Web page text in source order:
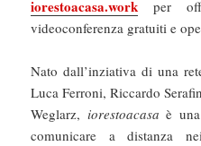
iorestoacasa.work per
videoconferenza gratuiti e
Nato dall’inziativa di una
Luca Ferroni, Riccardo
Weglarz, iorestoacasa è
comunicare a distanza